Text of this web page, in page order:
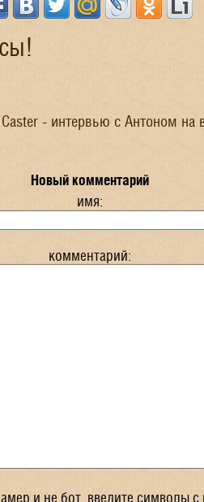
- интервью с Антоном на
Новый комментарий
имя:
комментарий:
и не бот, введите символы с